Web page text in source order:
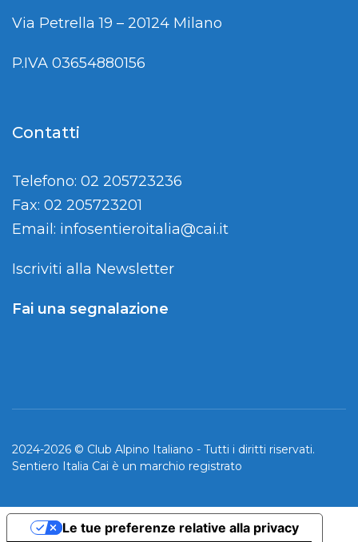
Via Petrella 19 – 20124 Milano
P.IVA 03654880156
Contatti
Telefono: 02 205723236
Fax: 02 205723201
Email: infosentieroitalia@cai.it
Iscriviti alla Newsletter
Fai una segnalazione
2024-2026 © Club Alpino Italiano - Tutti i diritti riservati.
Sentiero Italia Cai è un marchio registrato
Le tue preferenze relative alla privacy